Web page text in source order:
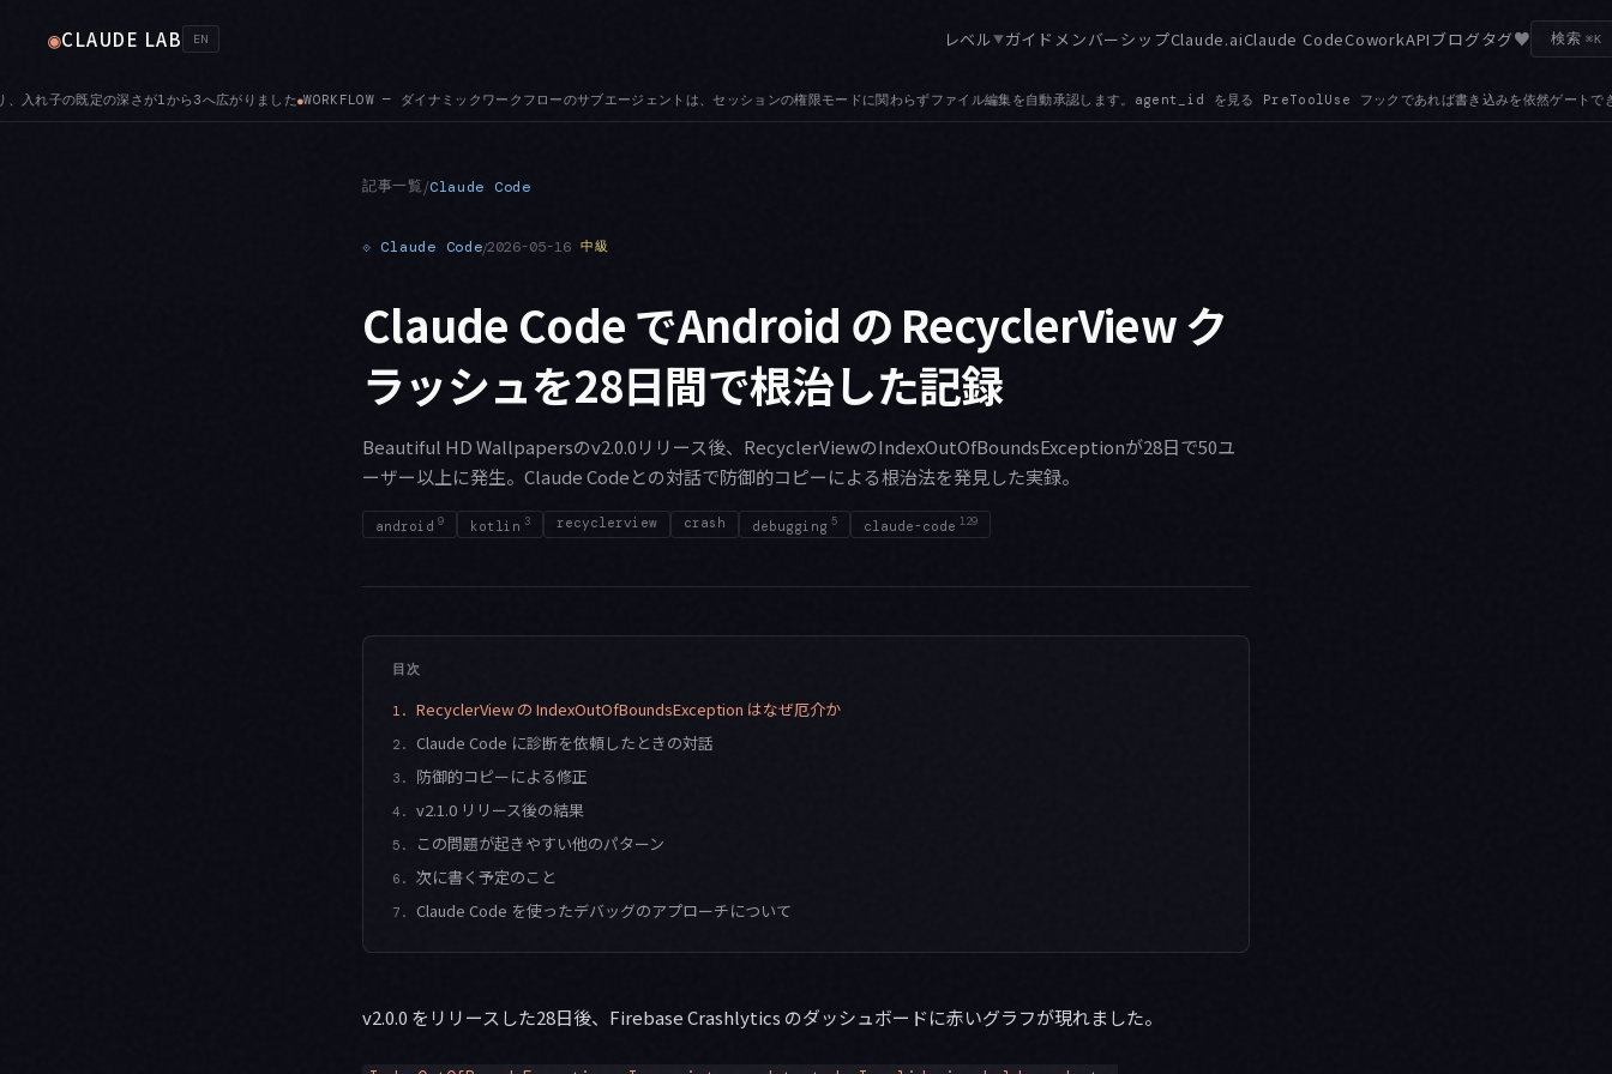
◉CLAUDE LAB EN レベル▼ガイド メンバーシップClaude.aiClaude CodeCoworkAPIブログタグ♥ 検索 ⌘K
ナミックワークフローのサブエージェントは、セッションの権限モードに関わらずファイル編集を自動承認します。agent_id を見る PreToolUse フックであれば書き込みを依然ゲートできます ●GATEWAY — カスタム ANTHROPIC_BASE_URL 経由で
記事一覧/Claude Code
⟐ Claude Code/2026-05-16 中級
Claude Code でAndroid の RecyclerView ク
ラッシュを28日間で根治した記録
Beautiful HD Wallpapersのv2.0.0リリース後、RecyclerViewのIndexOutOfBoundsExceptionが28日で50ユ
ーザー以上に発生。Claude Codeとの対話で防御的コピーによる根治法を発見した実録。
android 9 kotlin 3 recyclerview crash debugging 5 claude-code 129
目次
1. RecyclerView の IndexOutOfBoundsException はなぜ厄介か
2. Claude Code に診断を依頼したときの対話
3. 防御的コピーによる修正
4. v2.1.0 リリース後の結果
5. この問題が起きやすい他のパターン
6. 次に書く予定のこと
7. Claude Code を使ったデバッグのアプローチについて
v2.0.0 をリリースした28日後、Firebase Crashlytics のダッシュボードに赤いグラフが現れました。